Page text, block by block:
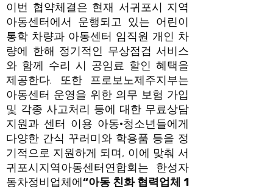
이번 협약체결은 현재 서귀포시 지역
아동센터에서 운행되고 있는 어린이
통학 차량과 아동센터 임직원 개인 차
량에 한해 정기적인 무상점검 서비스
와 함께 수리 시 공임료 할인 혜택을
제공한다. 또한 프로보노제주지부는
아동센터 운영을 위한 의무 보험 가입
및 각종 사고처리 등에 대한 무료상담
지원과 센터 이용 아동·청소년들에게
다양한 간식 꾸러미와 학용품 등을 정
기적으로 지원하게 되며, 이에 맞춰 서
귀포시지역아동센터연합회는 한성자
동차정비업체에“아동 친화 협력업체 1